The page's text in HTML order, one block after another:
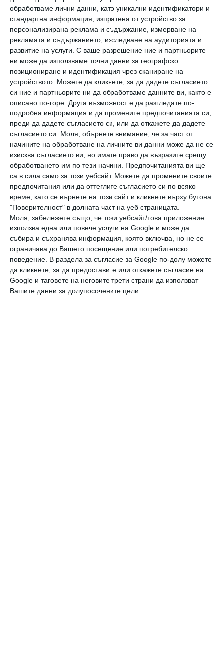
обработваме лични данни, като уникални идентификатори и
стандартна информация, изпратена от устройство за
персонализирана реклама и съдържание, измерване на
рекламата и съдържанието, изследване на аудиторията и
развитие на услуги. С ваше разрешение ние и партньорите
ни може да използваме точни данни за географско
позициониране и идентификация чрез сканиране на
устройството. Можете да кликнете, за да дадете съгласието
си ние и партньорите ни да обработваме данните ви, както е
описано по-горе. Друга възможност е да разгледате по-
подробна информация и да промените предпочитанията си,
преди да дадете съгласието си, или да откажете да дадете
съгласието си. Моля, обърнете внимание, че за част от
начините на обработване на личните ви данни може да не се
изисква съгласието ви, но имате право да възразите срещу
обработването им по тези начини. Предпочитанията ви ще
са в сила само за този уебсайт. Можете да промените своите
предпочитания или да оттеглите съгласието си по всяко
време, като се върнете на този сайт и кликнете върху бутона
"Поверителност" в долната част на уеб страницата.
Моля, забележете също, че този уебсайт/това приложение
използва една или повече услуги на Google и може да
събира и съхранява информация, която включва, но не се
ограничава до Вашето посещение или потребителско
поведение. В раздела за съгласие за Google по-долу можете
да кликнете, за да предоставите или откажете съгласие на
Google и таговете на неговите трети страни да използват
Вашите данни за долупосочените цели.
лицето, гърдите и прашките ѝ.
Председателят на НС, доайенът Вежди Рашидов, с
мляскане и ръмжене изрази погнусата си, оригна се и
обяви, че днес по изключение ще отиде на работа,
защото такова кощунство с парламентаризма не може
да го остави безразличен.
"Ще изкарам поне половин работен ден в парламента и
ще дръпна една мъдра реч като селски Цицерон на
тържество в Мултигруп" - хлъцна Рашидов и си разкопча
третото копче на ризата, за да е по-мъжкарско
възмущението му.
Самата Рут Колева също направи кратко изявление в
ТикТок, като се извини, ако неволно е засегнала някого,
но същевременно изтъкна, че не можем да си затваряме
очите пред проблемите.
"Народното събрание се е превърнало в политически
кенеф - констатира певицата. - В парламента се
надпреварват празнодумци, гешефтари и популисти. В
парламентарната ни република управляват едно след
друго служебни правителства на президента. Самият
президент е Троянска матрьошка със зелени чорапи.
Положението с две думи: всички мишки на събрание,